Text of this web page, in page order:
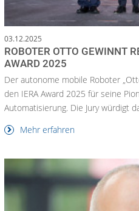
03.12.2025
ROBOTER OTTO GEWINNT
AWARD 2025
Der autonome mobile Roboter
den IERA Award 2025 für seine
Automatisierung. Die Jury würdigt
Mehr erfahren